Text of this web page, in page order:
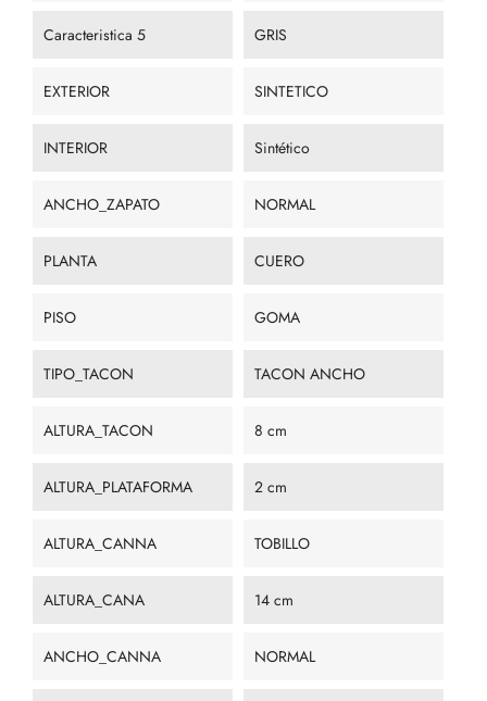
Caracteristica 5 GRIS
EXTERIOR SINTETICO
INTERIOR Sintético
ANCHO_ZAPATO NORMAL
PLANTA CUERO
PISO GOMA
TIPO_TACON TACON ANCHO
ALTURA_TACON 8 cm
ALTURA_PLATAFORMA 2 cm
ALTURA_CANNA TOBILLO
ALTURA_CANA 14 cm
ANCHO_CANNA NORMAL